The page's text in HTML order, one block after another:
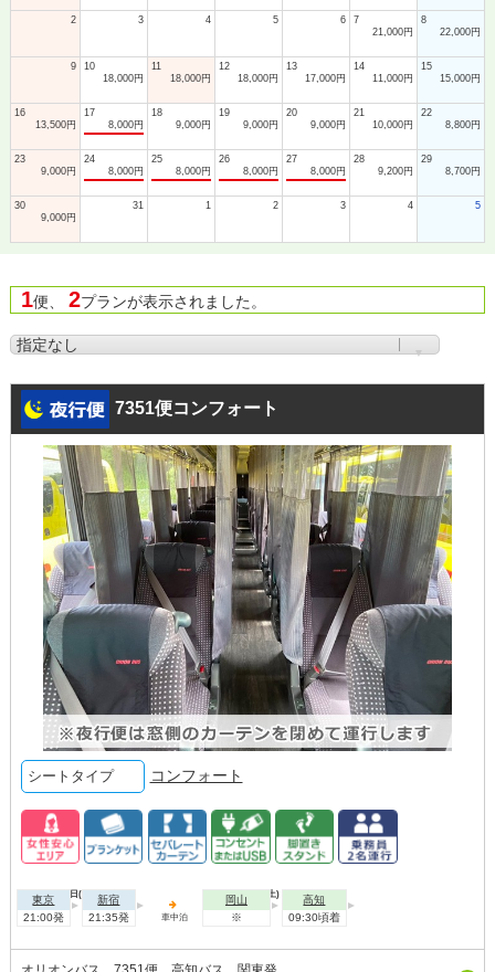
2 3 4 5 6
7
21,000円
8
22,000円
9
10
18,000円
11
18,000円
12
18,000円
13
17,000円
14
11,000円
15
15,000円
16
13,500円
17
8,000円
18
9,000円
19
9,000円
20
9,000円
21
10,000円
22
8,800円
23
9,000円
24
8,000円
25
8,000円
26
8,000円
27
8,000円
28
9,200円
29
8,700円
30
9,000円
31 1 2 3 4 5
1便、 2プランが表示されました。
7351便コンフォート
シートタイプ コンフォート
2026年08月07日(金)
東京
21:00発
新宿
21:35発
車中泊
2026年08月08日(土)
岡山
※
高知
09:30頃着